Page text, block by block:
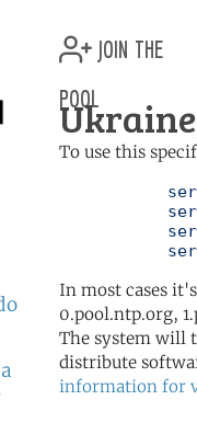
join the
pool
To use this
In most cases
0.pool.ntp.org,
The system will
distribute
information for